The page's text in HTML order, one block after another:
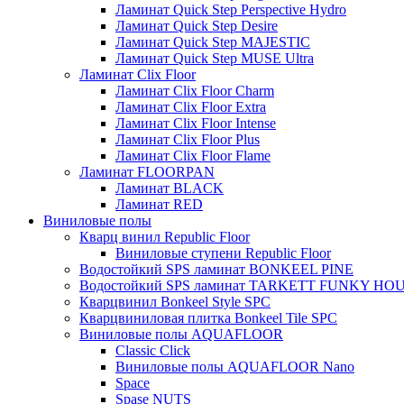
Ламинат Quick Step Perspective Hydro
Ламинат Quick Step Desire
Ламинат Quick Step MAJESTIC
Ламинат Quick Step MUSE Ultra
Ламинат Clix Floor
Ламинат Clix Floor Charm
Ламинат Clix Floor Extra
Ламинат Clix Floor Intense
Ламинат Clix Floor Plus
Ламинат Clix Floor Flame
Ламинат FLOORPAN
Ламинат BLACK
Ламинат RED
Виниловые полы
Кварц винил Republic Floor
Виниловые ступени Republic Floor
Водостойкий SPS ламинат BONKEEL PINE
Водостойкий SPS ламинат TARKETT FUNKY
Кварцвинил Bonkeel Style SPC
Кварцвиниловая плитка Bonkeel Tile SPC
Виниловые полы AQUAFLOOR
Classic Click
Виниловые полы AQUAFLOOR Nano
Space
Spase NUTS